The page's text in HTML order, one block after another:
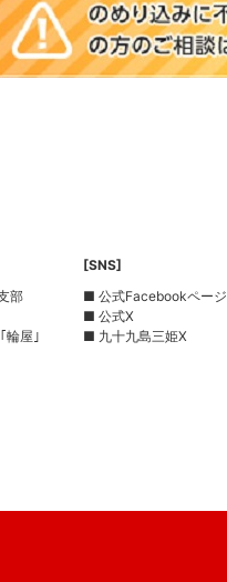
部
輪屋｣
[SNS]
■ 公式Facebookページ
■ 公式X
■ 九十九島三姫X